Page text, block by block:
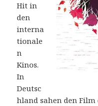
Hit in
den
interna
tionale
n
Kinos.
In
Deutsc
hland sahen den